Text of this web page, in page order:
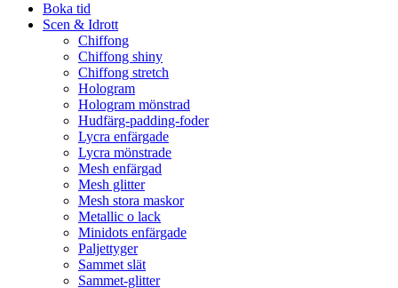
Boka tid
Scen & Idrott
Chiffong
Chiffong shiny
Chiffong stretch
Hologram
Hologram mönstrad
Hudfärg-padding-foder
Lycra enfärgade
Lycra mönstrade
Mesh enfärgad
Mesh glitter
Mesh stora maskor
Metallic o lack
Minidots enfärgade
Paljettyger
Sammet slät
Sammet-glitter